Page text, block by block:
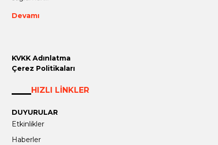
Devamı
KVKK Adınlatma
Çerez Politikaları
HIZLI LİNKLER
DUYURULAR
Etkinlikler
Haberler